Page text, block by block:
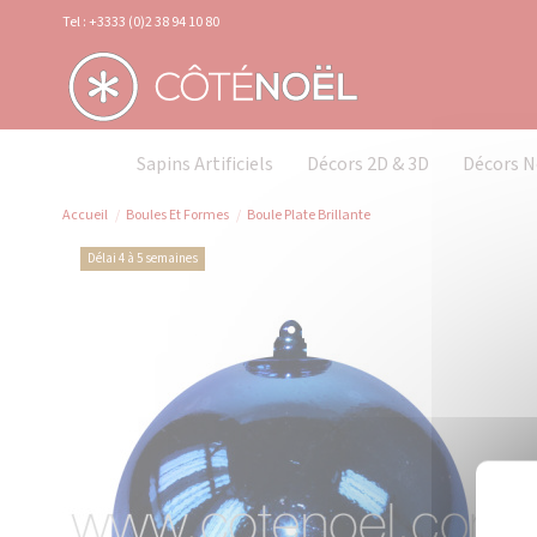
Tel : +3333 (0)2 38 94 10 80
Sapins Artificiels Décors 2D & 3D Décors
Accueil Boules Et Formes Boule Plate Brillante
Délai 4 à 5 semaines